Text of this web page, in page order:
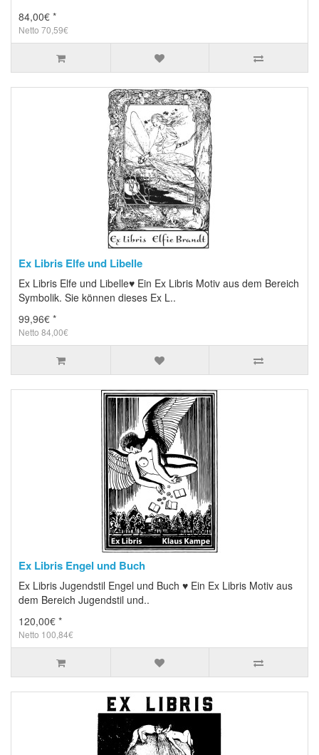
84,00€ *
Netto 70,59€
Ex Libris Elfe und Libelle
Ex Libris Elfe und Libelle♥ Ein Ex Libris Motiv aus dem Bereich
Symbolik. Sie können dieses Ex L..
99,96€ *
Netto 84,00€
Ex Libris Engel und Buch
Ex Libris Jugendstil Engel und Buch ♥ Ein Ex Libris Motiv aus
dem Bereich Jugendstil und..
120,00€ *
Netto 100,84€